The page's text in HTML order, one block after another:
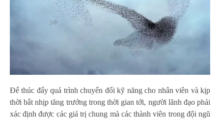
Để thúc đẩy quá trình chuyển đổi kỹ năng cho nhân viên và kịp
thời bắt nhịp tăng trưởng trong thời gian tới, người lãnh đạo phải
xác định được các giá trị chung mà các thành viên trong đội ngũ